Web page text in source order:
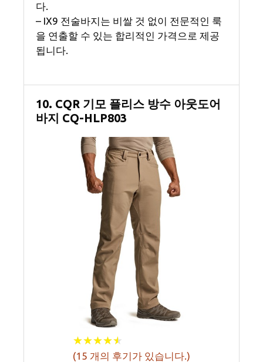
다.
– IX9 전술바지는 비쌀 것 없이 전문적인 룩
을 연출할 수 있는 합리적인 가격으로 제공
됩니다.
10. CQR 기모 플리스 방수 아웃도어
바지 CQ-HLP803
★★★★★
★★★★★
(15 개의 후기가 있습니다.)